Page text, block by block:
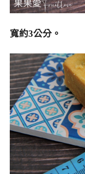
寬約3公分。